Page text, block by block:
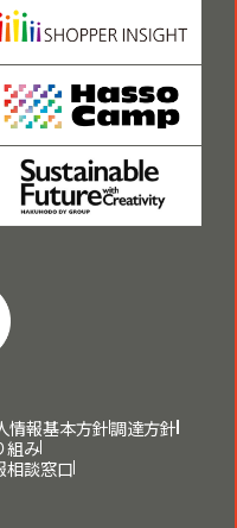
情報基本方針調達方針
組み
相談窓口